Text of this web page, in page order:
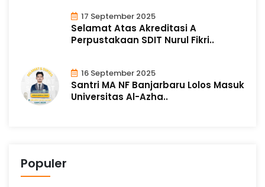
17 September 2025
Selamat Atas Akreditasi A
Perpustakaan SDIT Nurul Fikri..
16 September 2025
Santri MA NF Banjarbaru Lolos Masuk
Universitas Al-Azha..
Populer